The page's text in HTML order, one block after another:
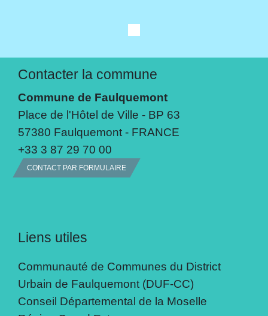
Contacter la commune
Commune de Faulquemont
Place de l'Hôtel de Ville - BP 63
57380 Faulquemont - FRANCE
+33 3 87 29 70 00
CONTACT PAR FORMULAIRE
Liens utiles
Communauté de Communes du District
Urbain de Faulquemont (DUF-CC)
Conseil Départemental de la Moselle